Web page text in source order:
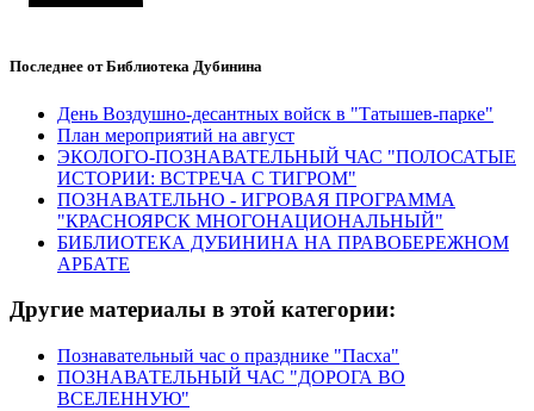
Последнее от Библиотека Дубинина
День Воздушно‑десантных войск в "Татышев-парке"
План мероприятий на август
ЭКОЛОГО-ПОЗНАВАТЕЛЬНЫЙ ЧАС "ПОЛОСАТЫЕ
ИСТОРИИ: ВСТРЕЧА С ТИГРОМ"
ПОЗНАВАТЕЛЬНО - ИГРОВАЯ ПРОГРАММА
"КРАСНОЯРСК МНОГОНАЦИОНАЛЬНЫЙ"
БИБЛИОТЕКА ДУБИНИНА НА ПРАВОБЕРЕЖНОМ
АРБАТЕ
Другие материалы в этой категории:
Познавательный час о празднике "Пасха"
ПОЗНАВАТЕЛЬНЫЙ ЧАС "ДОРОГА ВО
ВСЕЛЕННУЮ"